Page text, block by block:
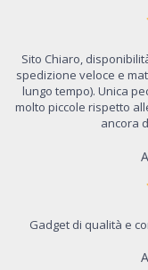
Sito Chiaro,
spedizione veloce e
lungo tempo). Unica
molto piccole rispetto
ancora
Gadget di qualità e